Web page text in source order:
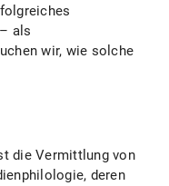
als
wir, wie solche
die Vermittlung von
deren